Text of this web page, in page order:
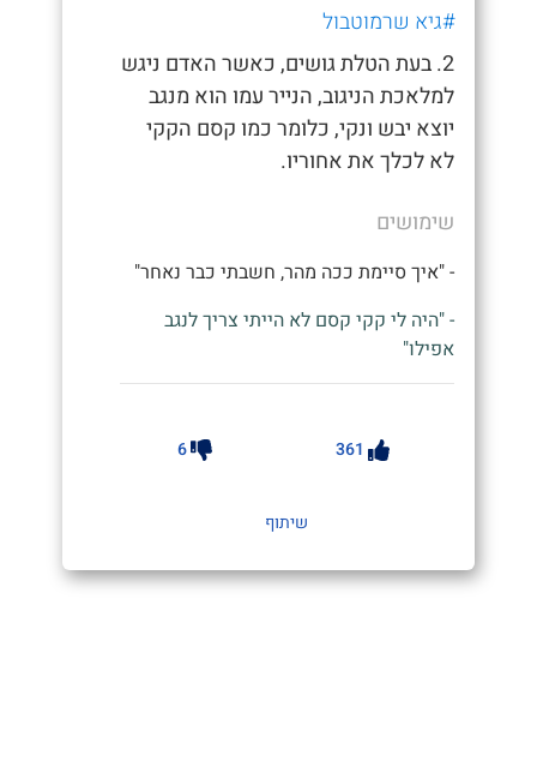
#גיא שרמוטבול
2. בעת הטלת גושים, כאשר האדם ניגש
למלאכת הניגוב, הנייר עמו הוא מנגב
יוצא יבש ונקי, כלומר כמו קסם הקקי
לא לכלך את אחוריו.
שימושים
- "איך סיימת ככה מהר, חשבתי כבר נאחר"
- "היה לי קקי קסם לא הייתי צריך לנגב
אפילו"
361
6
שיתוף